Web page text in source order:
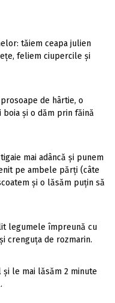
tăiem ceapa julien
feliem ciupercile și
de hârtie, o
și o dăm prin făină
mai adâncă și punem
pe ambele părți (câte
și o lăsăm puțin să
legumele împreună cu
crenguța de rozmarin.
și le mai lăsăm 2 minute